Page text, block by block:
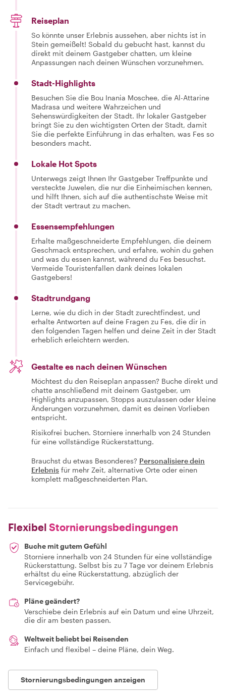
Reiseplan
So könnte unser Erlebnis aussehen, aber nichts ist in
Stein gemeißelt! Sobald du gebucht hast, kannst du
direkt mit deinem Gastgeber chatten, um kleine
Anpassungen nach deinen Wünschen vorzunehmen.
Stadt-Highlights
Besuchen Sie die Bou Inania Moschee, die Al-Attarine
Madrasa und weitere Wahrzeichen und
Sehenswürdigkeiten der Stadt. Ihr lokaler Gastgeber
bringt Sie zu den wichtigsten Orten der Stadt, damit
Sie die perfekte Einführung in das erhalten, was Fes so
besonders macht.
Lokale Hot Spots
Unterwegs zeigt Ihnen Ihr Gastgeber Treffpunkte und
versteckte Juwelen, die nur die Einheimischen kennen,
und hilft Ihnen, sich auf die authentischste Weise mit
der Stadt vertraut zu machen.
Essensempfehlungen
Erhalte maßgeschneiderte Empfehlungen, die deinem
Geschmack entsprechen, und erfahre, wohin du gehen
und was du essen kannst, während du Fes besuchst.
Vermeide Touristenfallen dank deines lokalen
Gastgebers!
Stadtrundgang
Lerne, wie du dich in der Stadt zurechtfindest, und
erhalte Antworten auf deine Fragen zu Fes, die dir in
den folgenden Tagen helfen und deine Zeit in der Stadt
erheblich erleichtern werden.
Gestalte es nach deinen Wünschen
Möchtest du den Reiseplan anpassen? Buche direkt und
chatte anschließend mit deinem Gastgeber, um
Highlights anzupassen, Stopps auszulassen oder kleine
Änderungen vorzunehmen, damit es deinen Vorlieben
entspricht.
Risikofrei buchen. Storniere innerhalb von 24 Stunden
für eine vollständige Rückerstattung.
Brauchst du etwas Besonderes? Personalisiere dein
Erlebnis für mehr Zeit, alternative Orte oder einen
komplett maßgeschneiderten Plan.
Flexibel Stornierungsbedingungen
Buche mit gutem Gefühl
Storniere innerhalb von 24 Stunden für eine vollständige
Rückerstattung. Selbst bis zu 7 Tage vor deinem Erlebnis
erhältst du eine Rückerstattung, abzüglich der
Servicegebühr.
Pläne geändert?
Verschiebe dein Erlebnis auf ein Datum und eine Uhrzeit,
die dir am besten passen.
Weltweit beliebt bei Reisenden
Einfach und flexibel – deine Pläne, dein Weg.
Stornierungsbedingungen anzeigen